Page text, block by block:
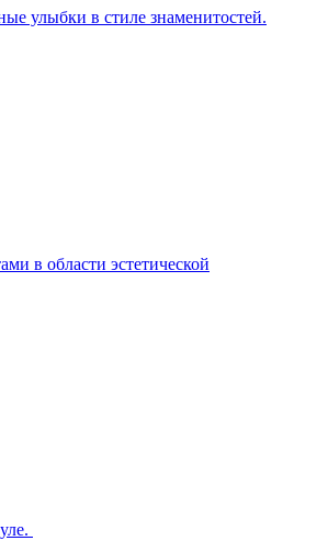
улыбки в стиле знаменитостей.
в области эстетической